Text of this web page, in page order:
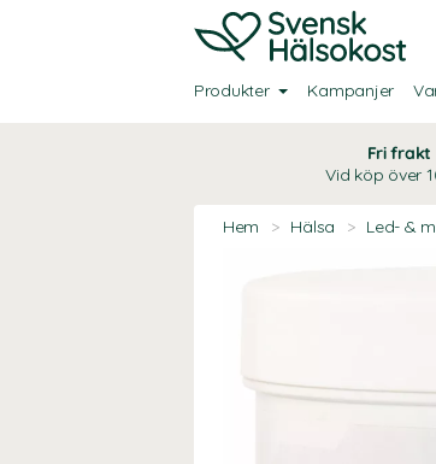
Produkter Kampanjer
Fri frakt
Vid köp över
Hem > Hälsa > Led- &